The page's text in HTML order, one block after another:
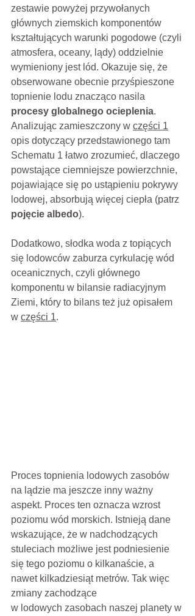
zestawie powyżej przywołanych
głównych ziemskich komponentów
kształtujących warunki pogodowe (czyli
atmosfera, oceany, lądy) oddzielnie
wymieniony jest lód. Okazuje się, że
obserwowane obecnie przyśpieszone
topnienie lodu znacząco nasila
procesy globalnego ocieplenia.
Analizując zamieszczony w części 1
opis dotyczący przedstawionego tam
Schematu 1 łatwo zrozumieć, dlaczego
powstające ciemniejsze powierzchnie,
pojawiające się po ustąpieniu pokrywy
lodowej, absorbują więcej ciepła (patrz
pojęcie albedo).
Dodatkowo, słodka woda z topiących
się lodowców zaburza cyrkulację wód
oceanicznych, czyli głównego
komponentu w bilansie radiacyjnym
Ziemi, który to bilans też już opisałem
w części 1.
Proces topnienia lodowych zasobów
na lądzie ma jeszcze inny ważny
aspekt. Proces ten oznacza wzrost
poziomu wód morskich. Istnieją dane
wskazujące, że w nadchodzących
stuleciach możliwe jest podniesienie
się tego poziomu o kilkanaście, a
nawet kilkadziesiąt metrów. Tak więc
zmiany zachodzące
w lodowych zasobach naszej planety w